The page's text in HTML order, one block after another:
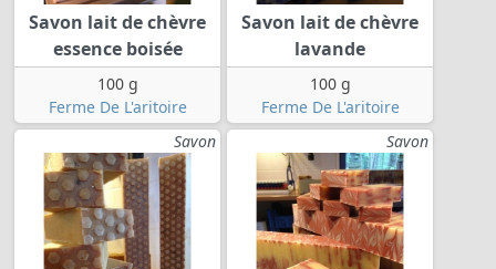
Savon lait de chèvre
essence boisée
100 g
Ferme De L'aritoire
Savon lait de chèvre
lavande
100 g
Ferme De L'aritoire
Savon
Savon